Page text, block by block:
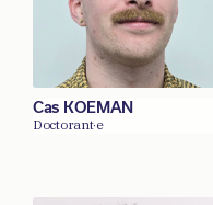
Cas KOEMAN
Doctorant·e